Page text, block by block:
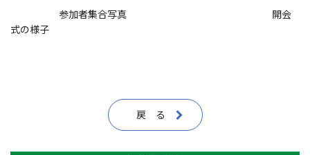
参加者集合写真 開会
式の様子
戻 る